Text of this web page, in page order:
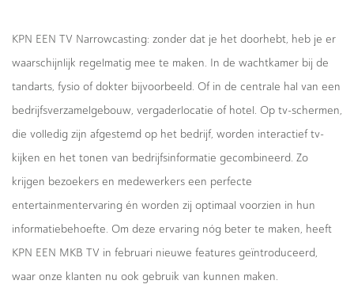
KPN EEN TV Narrowcasting: zonder dat je het doorhebt, heb je er
waarschijnlijk regelmatig mee te maken. In de wachtkamer bij de
tandarts, fysio of dokter bijvoorbeeld. Of in de centrale hal van een
bedrijfsverzamelgebouw, vergaderlocatie of hotel. Op tv-schermen,
die volledig zijn afgestemd op het bedrijf, worden interactief tv-
kijken en het tonen van bedrijfsinformatie gecombineerd. Zo
krijgen bezoekers en medewerkers een perfecte
entertainmentervaring én worden zij optimaal voorzien in hun
informatiebehoefte. Om deze ervaring nóg beter te maken, heeft
KPN EEN MKB TV in februari nieuwe features geïntroduceerd,
waar onze klanten nu ook gebruik van kunnen maken.